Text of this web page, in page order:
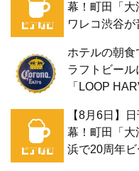
幕！町田「大
ワレコ渋谷が
ホテルの朝食
ラフトビール
「LOOP
【8月6日】
幕！町田「大
浜で20周年ビ